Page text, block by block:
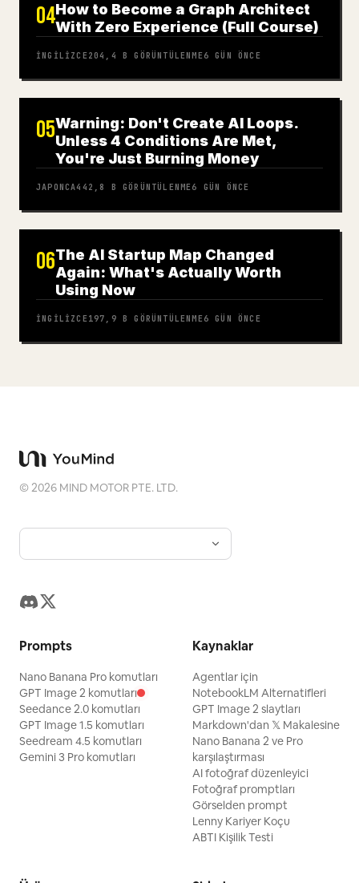
04How to Become a Graph Architect
With Zero Experience (Full Course)
İNGILIZCE 204,4 B GÖRÜNTÜLENME 6 GÜN ÖNCE
05Warning: Don't Create AI Loops.
Unless 4 Conditions Are Met,
You're Just Burning Money
JAPONCA442,8 B GÖRÜNTÜLENME 6 GÜN ÖNCE
06The AI Startup Map Changed
Again: What's Actually Worth
Using Now
İNGILIZCE 197,9 B GÖRÜNTÜLENME 6 GÜN ÖNCE
©2026 MIND MOTOR PTE. LTD.
Prompts
Nano Banana Pro komutları
GPT Image 2 komutları
Seedance 2.0 komutları
GPT Image 1.5 komutları
Seedream 4.5 komutları
Gemini 3 Pro komutları
Kaynaklar
Agentlar için
NotebookLM Alternatifleri
GPT Image 2 slaytları
Markdown'dan 𝕏 Makalesine
Nano Banana 2 ve Pro
karşılaştırması
AI fotoğraf düzenleyici
Fotoğraf promptları
Görselden prompt
Lenny Kariyer Koçu
ABTI Kişilik Testi